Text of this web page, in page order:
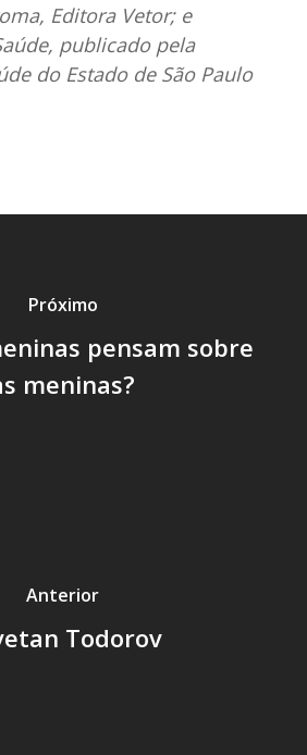
Editora Vetor; e
publicado pela
do Estado de São Paulo
Próximo
pensam sobre
meninas?
Anterior
Todorov